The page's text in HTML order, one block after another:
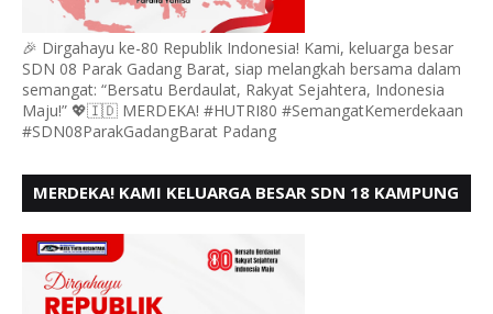
🎉 Dirgahayu ke-80 Republik Indonesia! Kami, keluarga besar
SDN 08 Parak Gadang Barat, siap melangkah bersama dalam
semangat: “Bersatu Berdaulat, Rakyat Sejahtera, Indonesia
Maju!” 💖🇮🇩 MERDEKA! #HUTRI80 #SemangatKemerdekaan
#SDN08ParakGadangBarat Padang
MERDEKA! KAMI KELUARGA BESAR SDN 18 KAMPUNG